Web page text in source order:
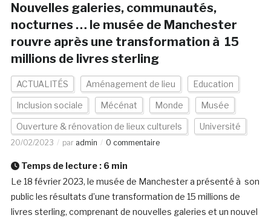
Nouvelles galeries, communautés,
nocturnes … le musée de Manchester
rouvre après une transformation à 15
millions de livres sterling
ACTUALITÉS Aménagement de lieu Education
Inclusion sociale Mécénat Monde Musée
Ouverture & rénovation de lieux culturels Université
20/02/2023 par admin 0 commentaire
Temps de lecture : 6 min
Le 18 février 2023, le musée de Manchester a présenté à son
public les résultats d’une transformation de 15 millions de
livres sterling, comprenant de nouvelles galeries et un nouvel